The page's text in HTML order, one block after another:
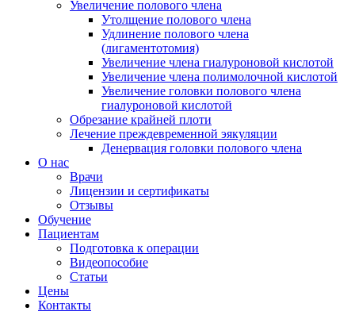
Увеличение полового члена
Утолщение полового члена
Удлинение полового члена
(лигаментотомия)
Увеличение члена гиалуроновой кислотой
Увеличение члена полимолочной кислотой
Увеличение головки полового члена
гиалуроновой кислотой
Обрезание крайней плоти
Лечение преждевременной эякуляции
Денервация головки полового члена
О нас
Врачи
Лицензии и сертификаты
Отзывы
Обучение
Пациентам
Подготовка к операции
Видеопособие
Статьи
Цены
Контакты